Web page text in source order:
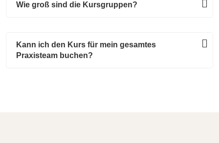
Wie groß sind die Kursgruppen?
Kann ich den Kurs für mein gesamtes
Praxisteam buchen?